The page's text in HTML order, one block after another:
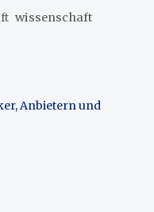
wissenschaft
Anbietern und